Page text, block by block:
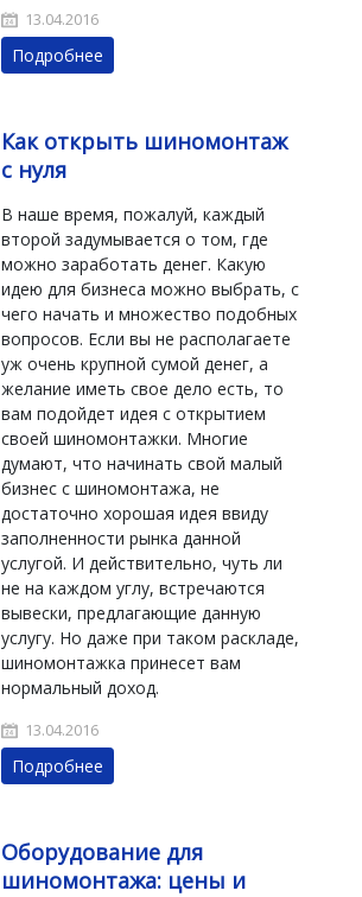
13.04.2016
Подробнее
Как открыть шиномонтаж
с нуля
В наше время, пожалуй, каждый
второй задумывается о том, где
можно заработать денег. Какую
идею для бизнеса можно выбрать, с
чего начать и множество подобных
вопросов. Если вы не располагаете
уж очень крупной сумой денег, а
желание иметь свое дело есть, то
вам подойдет идея с открытием
своей шиномонтажки. Многие
думают, что начинать свой малый
бизнес с шиномонтажа, не
достаточно хорошая идея ввиду
заполненности рынка данной
услугой. И действительно, чуть ли
не на каждом углу, встречаются
вывески, предлагающие данную
услугу. Но даже при таком раскладе,
шиномонтажка принесет вам
нормальный доход.
13.04.2016
Подробнее
Оборудование для
шиномонтажа: цены и